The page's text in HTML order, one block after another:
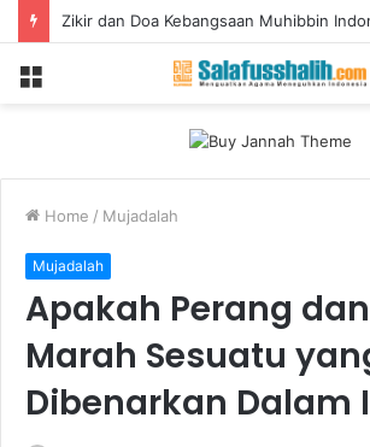
Zikir dan Doa Kebangsaan Muhibbin
Home / Mujadalah
Mujadalah
Apakah Perang
Marah Sesuatu
Dibenarkan Dalam